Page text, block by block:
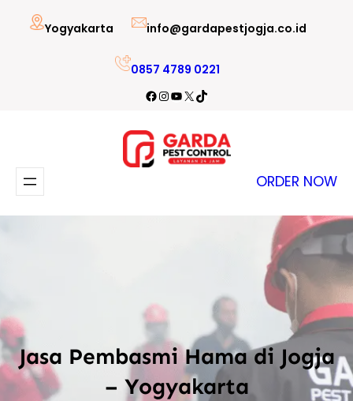
Lewati
Yogyakarta info@gardapestjogja.co.id
0857 4789 0221
Facebook
Instagram
YouTube
X TikTok
ORDER NOW
Jasa Pembasmi Hama di Jogja
– Yogyakarta